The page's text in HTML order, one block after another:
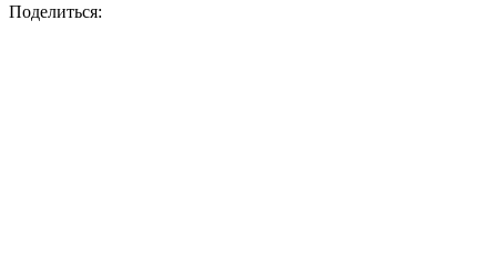
Поделиться: